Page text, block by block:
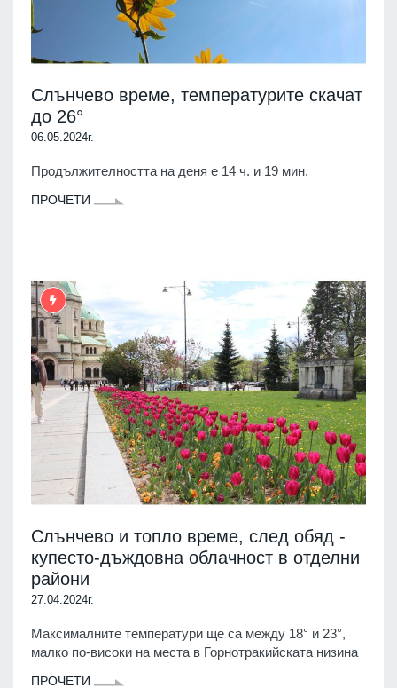
Слънчево време, температурите скачат
до 26°
06.05.2024г.
Продължителността на деня е 14 ч. и 19 мин.
ПРОЧЕТИ
Слънчево и топло време, след обяд -
купесто-дъждовна облачност в отделни
райони
27.04.2024г.
Максималните температури ще са между 18° и 23°,
малко по-високи на места в Горнотракийската низина
ПРОЧЕТИ